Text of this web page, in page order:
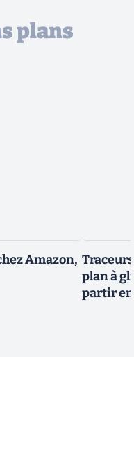
plans
Amazon,
plan à
partir